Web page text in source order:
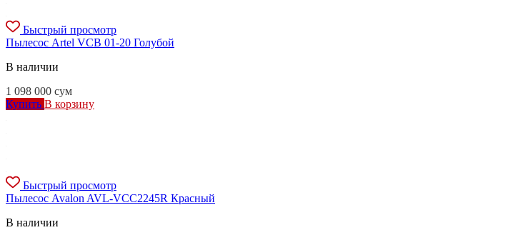
Быстрый просмотр
Пылесос Artel VCB 01-20 Голубой
В наличии
1 098 000 сум
Купить В корзину
Быстрый просмотр
Пылесос Avalon AVL-VCC2245R Красный
В наличии